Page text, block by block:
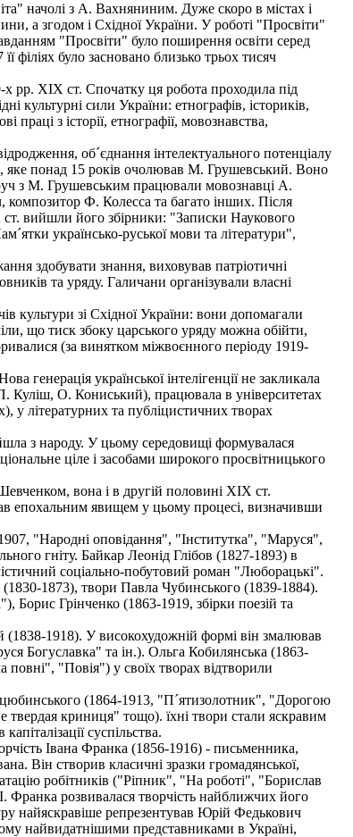
начолі з А. Вахняниним. Дуже скоро в містах і
а згодом і Східної України. У роботі "Просвіти"
"Просвіти" було поширення освіти серед
філіях було засновано близько трьох тисяч
х pp. XIX ст. Спочатку ця робота проходила під
культурні сили України: етнографів, істориків,
праці з історії, етнографії, мовознавства,
об´єднання інтелектуального потенціалу
яке понад 15 років очолював М. Грушевський. Воно
з М. Грушевським працювали мовознавці А.
Ф. Колесса та багато інших. Після
вийшли його збірники: "Записки Наукового
українсько-руської мови та літератури",
здобувати знання, виховував патріотичні
та уряду. Галичани організували власні
культури зі Східної України: вони допомагали
що тиск збоку царського уряду можна обійти,
(за винятком міжвоєнного періоду 1919-
генерація української інтелігенції не закликала
Куліш, О. Кониський), працювала в університетах
літературних та публіцистичних творах
з народу. У цьому середовищі формувалася
ціле і засобами широкого просвітницького
вона і в другій половині XIX ст.
епохальним явищем у цьому процесі, визначивши
"Народні оповідання", "Інститутка", "Маруся",
гніту. Байкар Леонід Глібов (1827-1893) в
соціально-побутовий роман "Люборацькі".
1873), твори Павла Чубинського (1839-1884).
Борис Грінченко (1863-1919, збірки поезій та
(1838-1918). У високохудожній формі він змалював
Богуславка" та ін.). Ольга Кобилянська (1863-
"Повія") у своїх творах відтворили
(1864-1913, "П´ятизолотник", "Дорогою
твердая криниця" тощо). їхні твори стали яскравим
суспільства.
Івана Франка (1856-1916) - письменника,
Він створив класичні зразки громадянської,
робітників ("Ріпник", "На роботі", "Борислав
Франка розвивалася творчість найближчих його
найяскравіше репрезентував Юрій Федькович
найвидатнішими представниками в Україні,